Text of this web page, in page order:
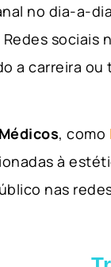
no dia-a-
a carreira
, como
à
nas